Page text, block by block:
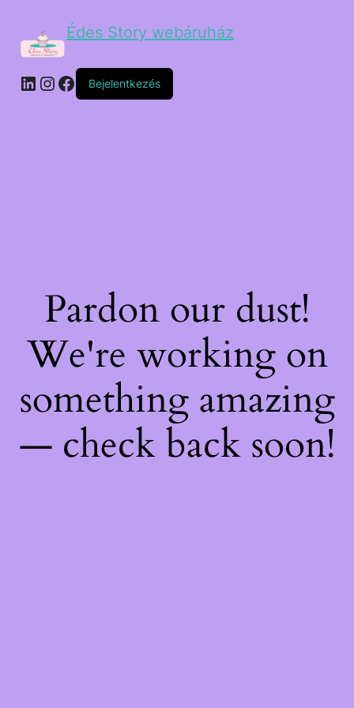
Édes Story webáruház
Bejelentkezés
Pardon our dust!
We're working on
something amazing
— check back soon!